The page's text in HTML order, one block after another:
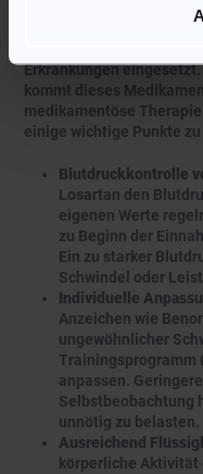
Losartan, ein
Erkrankungen
kommt dieses
medikamentöse
einige wichtige Punkte
Blutdruckkontrolle
Losartan den
eigenen Werte
zu Beginn der
Ein zu starker
Schwindel oder
Individuelle
Anzeichen wie
ungewöhnlicher
Trainingsprogramm
anpassen.
Selbstbeobachtung
unnötig zu belasten.
Ausreichend
körperliche Aktivität